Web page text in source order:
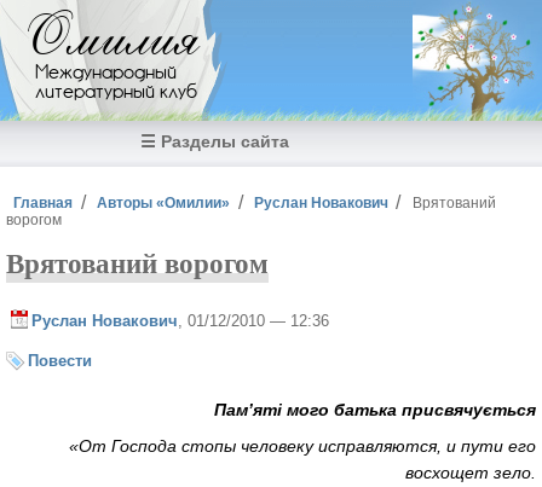
Перейти к основному содержанию
Омилия
Международный
литературный клуб
☰ Разделы сайта
Вы здесь
Главная Авторы «Омилии» Руслан Новакович
Врятований
ворогом
Врятований ворогом
Руслан Новакович , 01/12/2010 — 12:36
Повести
Пам’яті мого батька присвячується
«От Господа стопы человеку исправляются, и пути его
восхощет зело.